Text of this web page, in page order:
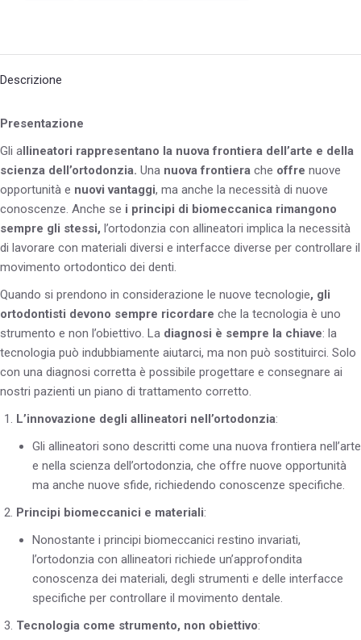
Descrizione
Presentazione
Gli allineatori rappresentano la nuova frontiera dell’arte e della
scienza dell’ortodonzia. Una nuova frontiera che offre nuove
opportunità e nuovi vantaggi, ma anche la necessità di nuove
conoscenze. Anche se i principi di biomeccanica rimangono
sempre gli stessi, l’ortodonzia con allineatori implica la necessità
di lavorare con materiali diversi e interfacce diverse per controllare il
movimento ortodontico dei denti.
Quando si prendono in considerazione le nuove tecnologie, gli
ortodontisti devono sempre ricordare che la tecnologia è uno
strumento e non l’obiettivo. La diagnosi è sempre la chiave: la
tecnologia può indubbiamente aiutarci, ma non può sostituirci. Solo
con una diagnosi corretta è possibile progettare e consegnare ai
nostri pazienti un piano di trattamento corretto.
L’innovazione degli allineatori nell’ortodonzia:
Gli allineatori sono descritti come una nuova frontiera nell’arte
e nella scienza dell’ortodonzia, che offre nuove opportunità
ma anche nuove sfide, richiedendo conoscenze specifiche.
Principi biomeccanici e materiali:
Nonostante i principi biomeccanici restino invariati,
l’ortodonzia con allineatori richiede un’approfondita
conoscenza dei materiali, degli strumenti e delle interfacce
specifiche per controllare il movimento dentale.
Tecnologia come strumento, non obiettivo: